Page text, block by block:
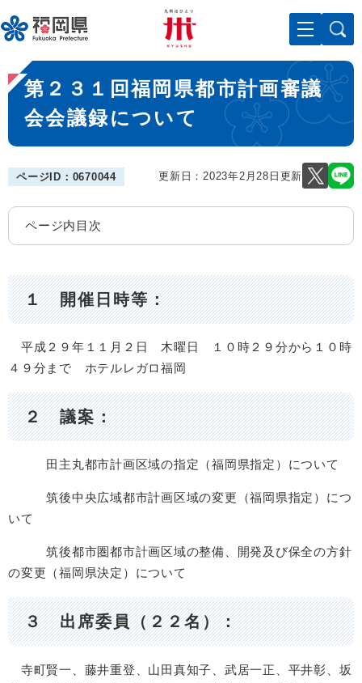
ー
ジ
先
頭
。
メニューを飛ばして本文へ
本
文
第２３１回福岡県都市計画審議
会会議録について
ページID：0670044 更新日：2023年2月28日更新
ページ内目次
１ 開催日時等：
平成２９年１１月２日 木曜日 １０時２９分から１０時
４９分まで ホテルレガロ福岡
２ 議案：
田主丸都市計画区域の指定（福岡県指定）について
筑後中央広域都市計画区域の変更（福岡県指定）につ
いて
筑後都市圏都市計画区域の整備、開発及び保全の方針
の変更（福岡県決定）について
３ 出席委員（２２名）：
寺町賢一、藤井重登、山田真知子、武居一正、平井彰、坂